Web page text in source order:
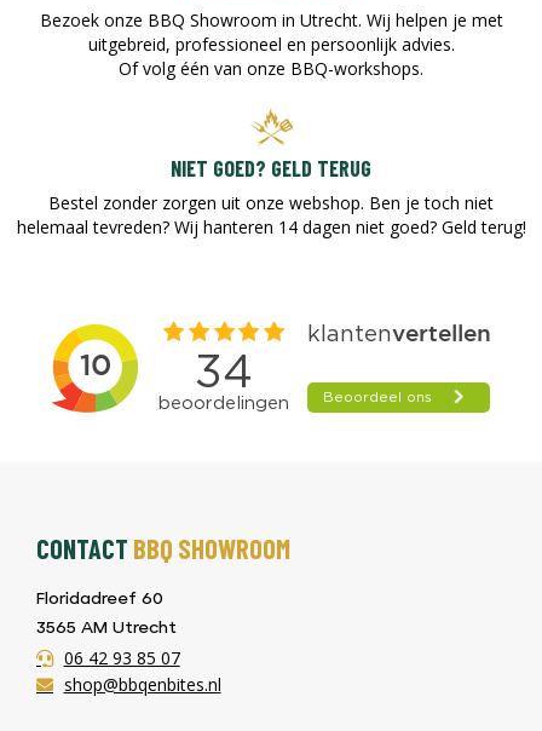
Bezoek onze BBQ Showroom in Utrecht. Wij helpen je met
uitgebreid, professioneel en persoonlijk advies.
Of volg één van onze BBQ-workshops.
NIET GOED? GELD TERUG
Bestel zonder zorgen uit onze webshop. Ben je toch niet
helemaal tevreden? Wij hanteren 14 dagen niet goed? Geld terug!​
CONTACT BBQ SHOWROOM
Floridadreef 60
3565 AM Utrecht
06 42 93 85 07
shop@bbqenbites.nl